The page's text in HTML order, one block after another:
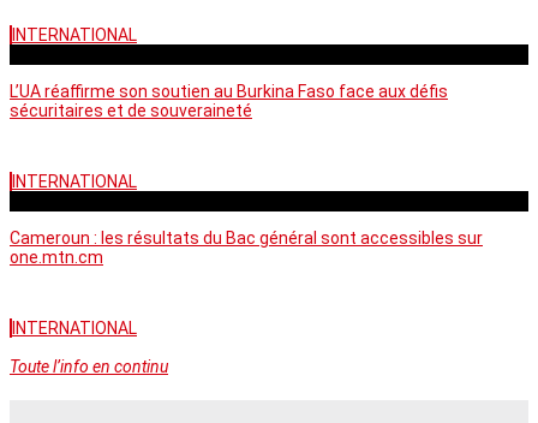
INTERNATIONAL
L’UA réaffirme son soutien au Burkina Faso face aux défis
sécuritaires et de souveraineté
INTERNATIONAL
Cameroun : les résultats du Bac général sont accessibles sur
one.mtn.cm
INTERNATIONAL
Toute l’info en continu